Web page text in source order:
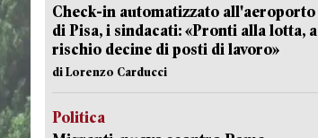
Check-in automatizzato all'aeroporto
di Pisa, i sindacati: «Pronti alla lotta, a
rischio decine di posti di lavoro»
di Lorenzo Carducci
Politica